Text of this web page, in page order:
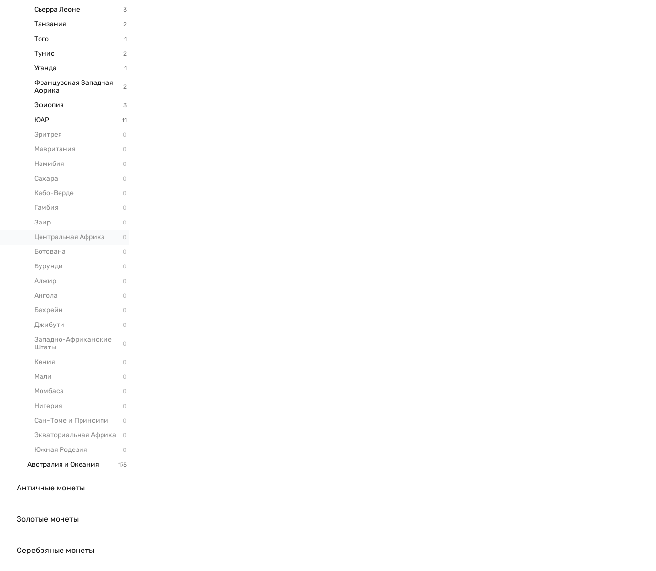
Сьерра Леоне
Танзания
Того
Тунис
Уганда
Французская Западная
Африка
Эфиопия
ЮАР
Эритрея
Мавритания
Намибия
Сахара
Кабо-Верде
Гамбия
Заир
Центральная Африка
Ботсвана
Бурунди
Алжир
Ангола
Бахрейн
Джибути
Западно-Африканские
Штаты
Кения
Мали
Момбаса
Нигерия
Сан-Томе и Принсипи
Экваториальная Африка
Южная Родезия
Австралия и Океания
Античные монеты
Золотые монеты
Серебряные монеты